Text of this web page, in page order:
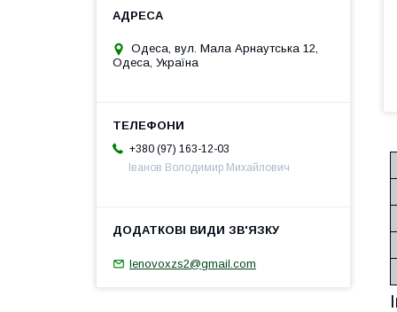
Одеса, вул. Мала Арнаутська 12,
Одеса, Україна
+380 (97) 163-12-03
Іванов Володимир Михайлович
Ienovoxzs2@gmail.com